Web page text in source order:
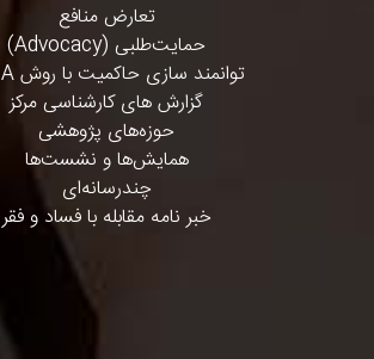
تعارض منافع
حمایت‌طلبی (Advocacy)
توانمند سازی حاکمیت با روش PDIA
گزارش های کارشناسی مرکز
حوزه‌های پژوهشی
همایش‌ها و نشست‌ها
چندرسانه‌ای
خبر نامه مقابله با فساد و فقر